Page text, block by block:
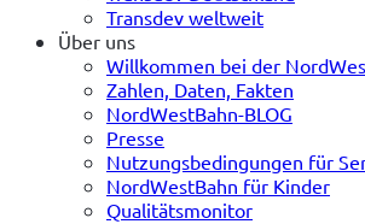
Transdev weltweit
Über uns
Willkommen bei der
Zahlen, Daten, Fakten
NordWestBahn-BLOG
Presse
Nutzungsbedingungen für
NordWestBahn für Kinder
Qualitätsmonitor